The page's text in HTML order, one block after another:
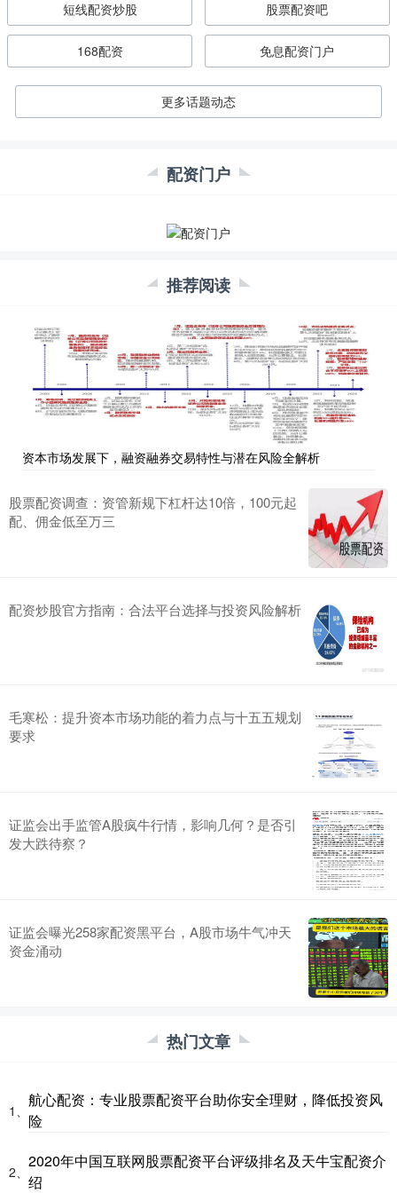
短线配资炒股 股票配资吧
168配资 免息配资门户
更多话题动态
配资门户
推荐阅读
资本市场发展下，融资融券交易特性与潜在风险全解析
股票配资调查：资管新规下杠杆达10倍，100元起
配、佣金低至万三
配资炒股官方指南：合法平台选择与投资风险解析
毛寒松：提升资本市场功能的着力点与十五五规划
要求
证监会出手监管A股疯牛行情，影响几何？是否引
发大跌待察？
证监会曝光258家配资黑平台，A股市场牛气冲天
资金涌动
热门文章
1、
航心配资：专业股票配资平台助你安全理财，降低投资风
险
2、
2020年中国互联网股票配资平台评级排名及天牛宝配资介
绍